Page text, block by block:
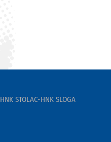
HNK STOLAC-HNK SLOGA